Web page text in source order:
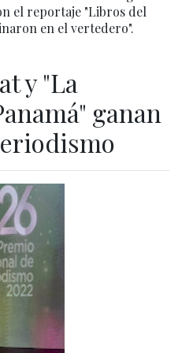
el reportaje "Libros del
en el vertedero".
y "La
ganan